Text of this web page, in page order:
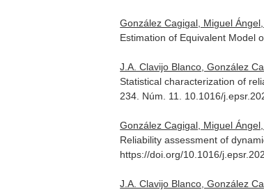
González Cagigal, Miguel
Estimation of Equivalent Model
J.A. Clavijo Blanco, González
Statistical characterization of
234. Núm. 11. 10.1016/
González Cagigal, Miguel
Reliability assessment of
https://doi.org/10.1016/
J.A. Clavijo Blanco, González